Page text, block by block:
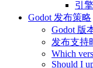
引
Godot 发布策略
Godot 版
发布支持
Which
Should I